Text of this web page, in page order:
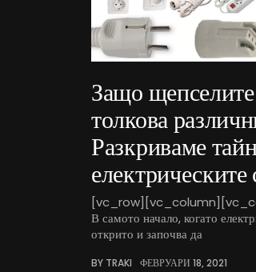
Защо
толкова
Разкриваме
електрическите
В самото начало, когато
открито и започва да
BY TRAKI ФЕВРУАРИ 18, 2021